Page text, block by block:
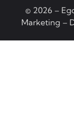
© 2026 –
Marketing –